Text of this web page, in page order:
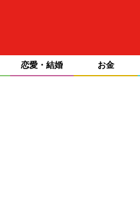
恋愛・結婚 お金